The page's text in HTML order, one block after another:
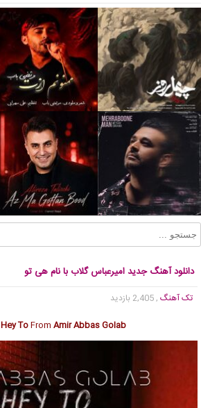
دانلود آهنگ جدید امیرعباس گلاب با نام هی تو
تک آهنگ , 2,405 بازدید
Hey ToFrom Amir Abbas Golab